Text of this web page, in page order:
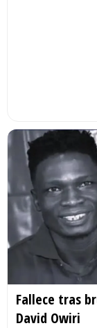
Fallece tras
David Owiri